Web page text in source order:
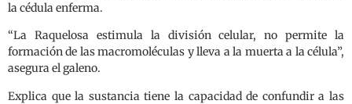
la cédula enferma.
“La Raquelosa estimula la división celular, no permite la
formación de las macromoléculas y lleva a la muerta a la célula”,
asegura el galeno.
Explica que la sustancia tiene la capacidad de confundir a las